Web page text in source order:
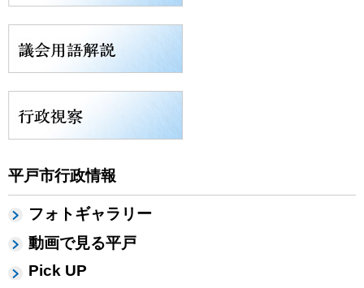
平戸市行政情報
フォトギャラリー
動画で見る平戸
Pick UP